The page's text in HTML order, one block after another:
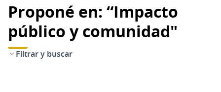
Proponé en: “Impacto
público y comunidad"
Filtrar y buscar